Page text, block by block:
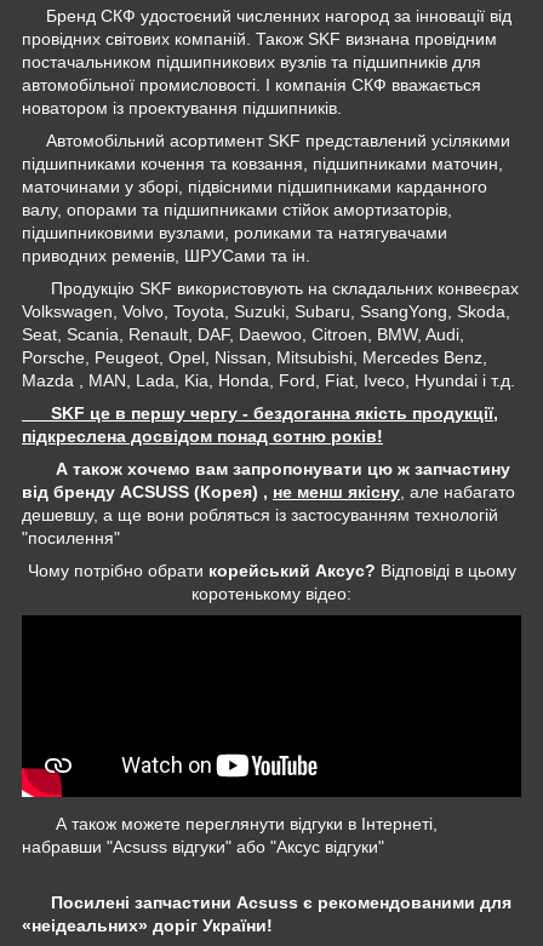
Бренд СКФ удостоєний численних нагород за інновації від
провідних світових компаній. Також SKF визнана провідним
постачальником підшипникових вузлів та підшипників для
автомобільної промисловості. І компанія СКФ вважається
новатором із проектування підшипників.
Автомобільний асортимент SKF представлений усілякими
підшипниками кочення та ковзання, підшипниками маточин,
маточинами у зборі, підвісними підшипниками карданного
валу, опорами та підшипниками стійок амортизаторів,
підшипниковими вузлами, роликами та натягувачами
приводних ременів, ШРУСами та ін.
Продукцію SKF використовують на складальних конвеєрах
Volkswagen, Volvo, Toyota, Suzuki, Subaru, SsangYong, Skoda,
Seat, Scania, Renault, DAF, Daewoo, Citroen, BMW, Audi,
Porsche, Peugeot, Opel, Nissan, Mitsubishi, Mercedes Benz,
Mazda , MAN, Lada, Kia, Honda, Ford, Fiat, Iveco, Hyundai і т.д.
SKF це в першу чергу - бездоганна якість продукції,
підкреслена досвідом понад сотню років!
А також хочемо вам запропонувати цю ж запчастину
від бренду ACSUSS (Корея) , не менш якісну , але набагато
дешевшу, а ще вони робляться із застосуванням технологій
"посилення"
Чому потрібно обрати корейський Аксус? Відповіді в цьому
коротенькому відео:
А також можете переглянути відгуки в Інтернеті,
набравши "Acsuss відгуки" або "Аксус відгуки"
Посилені запчастини Acsuss є рекомендованими для
«неідеальних» доріг України!